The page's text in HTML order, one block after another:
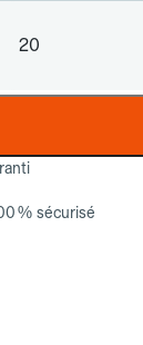
20
% sécurisé